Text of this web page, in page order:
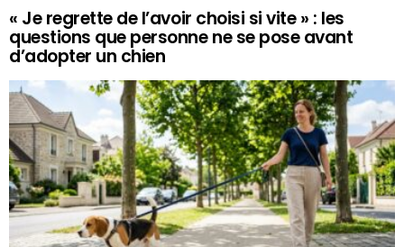
« Je regrette de l’avoir choisi si vite » : les
questions que personne ne se pose avant
d’adopter un chien